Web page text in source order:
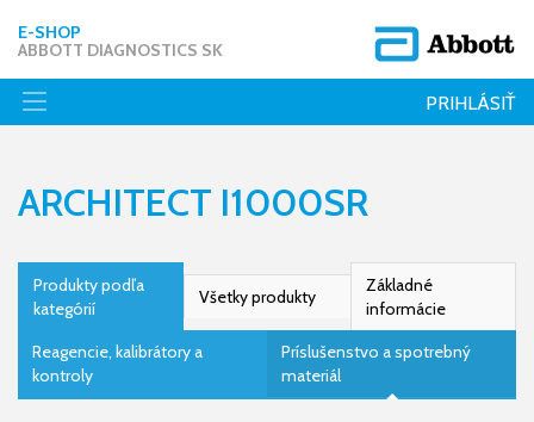
E-SHOP
ABBOTT DIAGNOSTICS SK
PRIHLÁSIŤ
ARCHITECT I1000SR
Produkty podľa
kategórií
Všetky produkty
Základné
informácie
Reagencie, kalibrátory a
kontroly
Príslušenstvo a spotrebný
materiál